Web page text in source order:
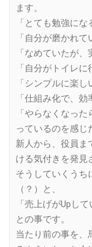
ます。
「とても勉強にな
「自分が磨かれて
「なめていたが、
「自分がトイレ
「シンプルに楽し
「仕組み化で、
「やらなくなっ
っているのを感じ
新人から、役員ま
ける気付きを発見
そうしていくうち
（？）と、
「売上げがUpし
との事です。
当たり前の事を、